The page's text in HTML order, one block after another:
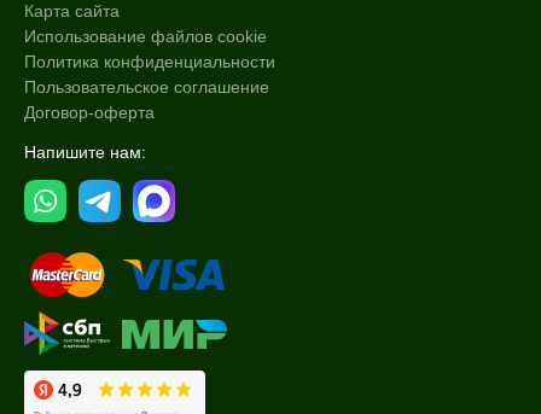
Карта сайта
Использование файлов cookie
Политика конфиденциальности
Пользовательское соглашение
Договор-оферта
Напишите нам: